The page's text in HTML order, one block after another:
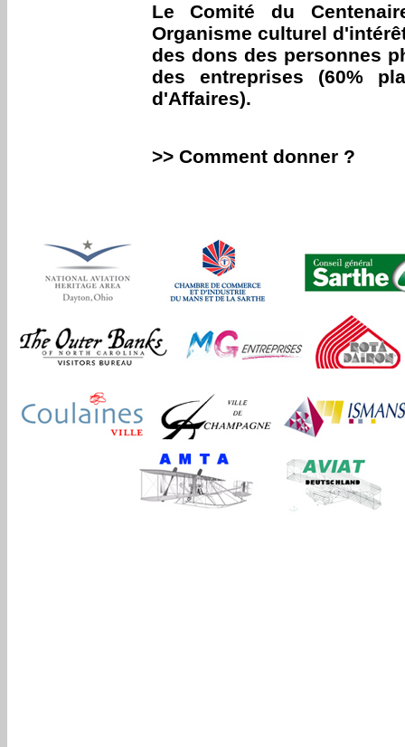
Le Comité du
Organisme culturel
des dons des personnes
des entreprises (60%
d'Affaires).
>> Comment donner ?